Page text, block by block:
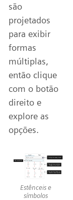
são
projetados
para exibir
formas
múltiplas,
então clique
com o botão
direito e
explore as
opções.
Estênceis e
símbolos